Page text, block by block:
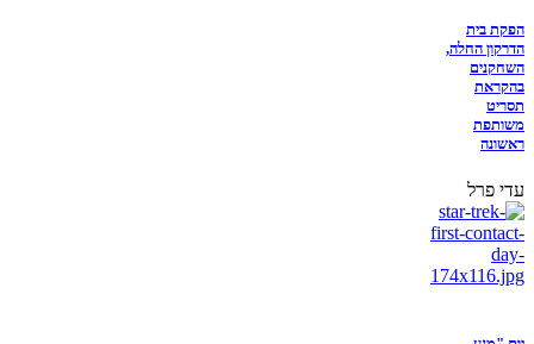
הפקת בית
הדרקון החלה,
השחקנים
בהקראת
תסריט
משותפת
ראשונה
עדי פרל